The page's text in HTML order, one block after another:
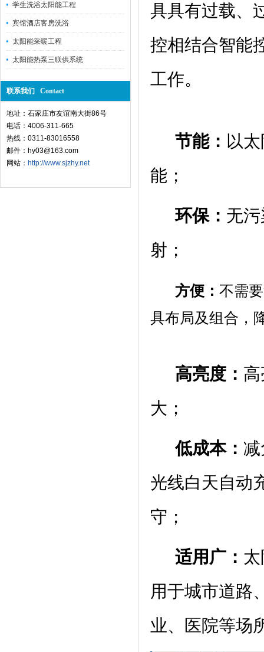
学生洗浴太阳能工程
宾馆酒店客房洗浴
太阳能采暖工程
太阳能热泵三联供系统
联系我们 Contact
地址：石家庄市友谊南大街86号
电话：4006-311-665
热线：0311-83016558
邮件：hy03@163.com
网站： http://www.sjzhy.net
具具有过载、
控相结合智能
工作。
节能： 以
环保： 无
方便： 不需
具布局及
高亮度：
大
低成本：
光线白天自动
适用广：
用于城市道路
业、医院等场